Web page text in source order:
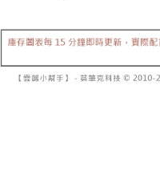
情報（名前、電話または住所を
認、照合および修正を行います
さい：https://oppay.tw/userRule
2.決済金額は最低NT$20です。
3.現在、台湾の会員のみご利用
三、利用規約「AFTEE代金後払
限らない）は、AFTEEに渡さ
ームページの『個人情報の収
配送毎にNT$60、NT$1,600
配送毎にNT$100、